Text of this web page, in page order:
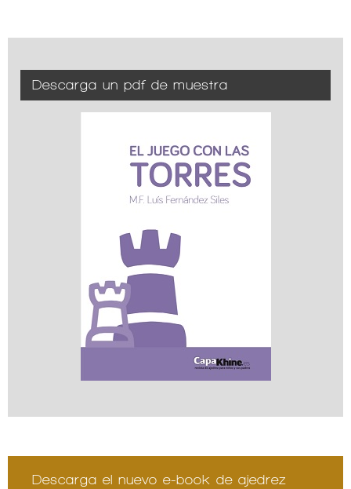
Descarga un pdf de muestra
Descarga el nuevo e-book de ajedrez